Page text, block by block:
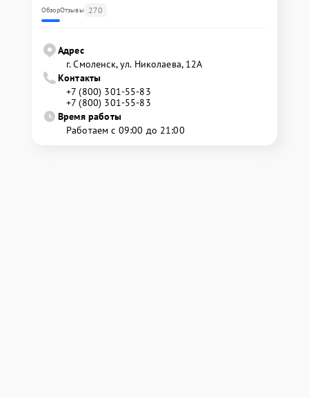
ОбзорОтзывы 270
Адрес
г. Смоленск, ул. Николаева, 12А
Контакты
+7 (800) 301-55-83
+7 (800) 301-55-83
Время работы
Работаем с 09:00 до 21:00